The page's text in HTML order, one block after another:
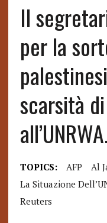
Il
per la
scarsità
all’UNRWA.
TOPICS: AFP Al
La Situazione
Reuters